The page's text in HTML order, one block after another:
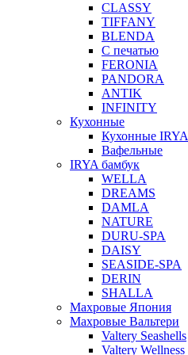
CLASSY
TIFFANY
BLENDA
С печатью
FERONIA
PANDORA
ANTIK
INFINITY
Кухонные
Кухонные IRYA
Вафельные
IRYA бамбук
WELLA
DREAMS
DAMLA
NATURE
DURU-SPA
DAISY
SEASIDE-SPA
DERIN
SHALLA
Махровые Япония
Махровые Вальтери
Valtery Seashells
Valtery Wellness